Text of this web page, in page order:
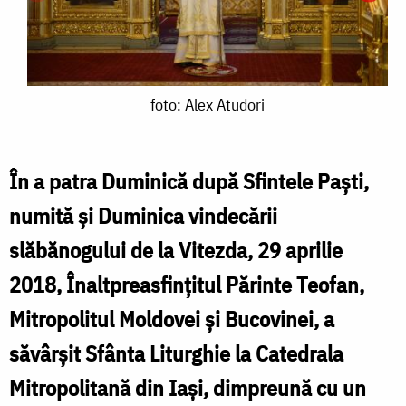
foto: Alex Atudori
În a patra Duminică după Sfintele Paști,
numită și Duminica vindecării
slăbănogului de la Vitezda, 29 aprilie
2018, Înaltpreasfințitul Părinte Teofan,
Mitropolitul Moldovei și Bucovinei, a
săvârșit Sfânta Liturghie la Catedrala
Mitropolitană din Iași, dimpreună cu un